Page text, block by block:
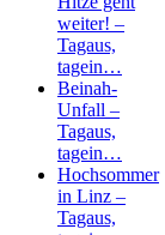
weiter! –
Tagaus,
tagein…
Beinah-
Unfall –
Tagaus,
tagein…
Hochsommer
in Linz –
Tagaus,